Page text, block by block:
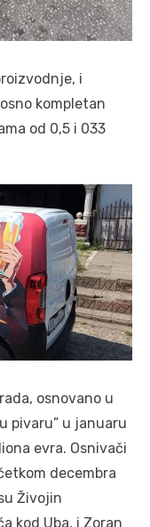
i
kompletan
od 0,5 i 033
osnovano u
pivaru” u januaru
evra. Osnivači
decembra
Živojin
kod Uba, i Zoran